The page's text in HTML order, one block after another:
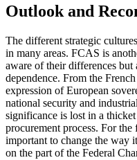
Outlook and
The different strategic
in many areas. FCAS is
aware of their differences but
de­pend­ence. From the
expression of European
national se­curity and
significance is lost in a
procurement pro­cess. For
important to change the way
on the part of the Federal